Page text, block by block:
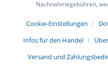
Nachnahmegebühren,
Cookie-Einstellungen
Infos für den Handel
Versand und